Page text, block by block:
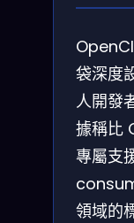
袋深度
人開
據稱比
專屬支
領域的